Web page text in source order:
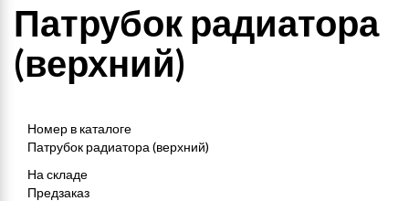
Патрубок радиатора
(верхний)
Номер в каталоге
Патрубок радиатора (верхний)
На складе
Предзаказ